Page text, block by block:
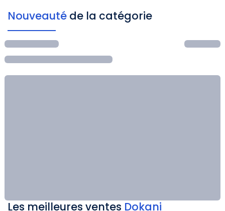
Nouveauté de la catégorie
Les meilleures ventes Dokani